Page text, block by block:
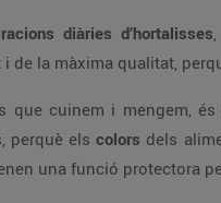
diàries d’hortalisses
de la màxima qualitat,
que cuinem i mengem,
perquè els colors dels
una funció protectora